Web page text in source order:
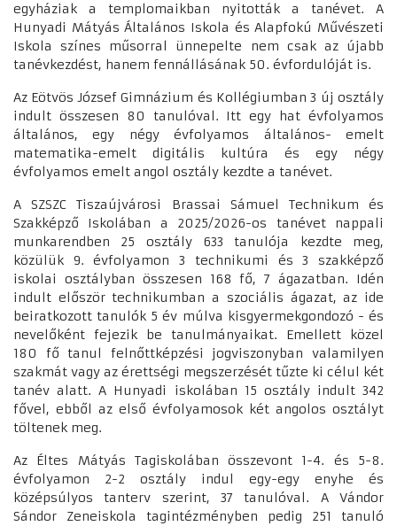
egyháziak a templomaikban nyitották a tanévet. A
Hunyadi Mátyás Általános Iskola és Alapfokú Művészeti
Iskola színes műsorral ünnepelte nem csak az újabb
tanévkezdést, hanem fennállásának 50. évfordulóját is.
Az Eötvös József Gimnázium és Kollégiumban 3 új osztály
indult összesen 80 tanulóval. Itt egy hat évfolyamos
általános, egy négy évfolyamos általános- emelt
matematika-emelt digitális kultúra és egy négy
évfolyamos emelt angol osztály kezdte a tanévet.
A SZSZC Tiszaújvárosi Brassai Sámuel Technikum és
Szakképző Iskolában a 2025/2026-os tanévet nappali
munkarendben 25 osztály 633 tanulója kezdte meg,
közülük 9. évfolyamon 3 technikumi és 3 szakképző
iskolai osztályban összesen 168 fő, 7 ágazatban. Idén
indult először technikumban a szociális ágazat, az ide
beiratkozott tanulók 5 év múlva kisgyermekgondozó - és
nevelőként fejezik be tanulmányaikat. Emellett közel
180 fő tanul felnőttképzési jogviszonyban valamilyen
szakmát vagy az érettségi megszerzését tűzte ki célul két
tanév alatt. A Hunyadi iskolában 15 osztály indult 342
fővel, ebből az első évfolyamosok két angolos osztályt
töltenek meg.
Az Éltes Mátyás Tagiskolában összevont 1-4. és 5-8.
évfolyamon 2-2 osztály indul egy-egy enyhe és
középsúlyos tanterv szerint, 37 tanulóval. A Vándor
Sándor Zeneiskola tagintézményben pedig 251 tanuló